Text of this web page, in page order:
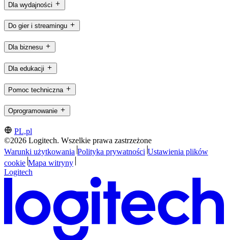
Dla wydajności
Do gier i streamingu
Dla biznesu
Dla edukacji
Pomoc techniczna
Oprogramowanie
PL,pl
©2026 Logitech. Wszelkie prawa zastrzeżone
Warunki użytkowania Polityka prywatności Ustawienia plików
cookie Mapa witryny
Logitech